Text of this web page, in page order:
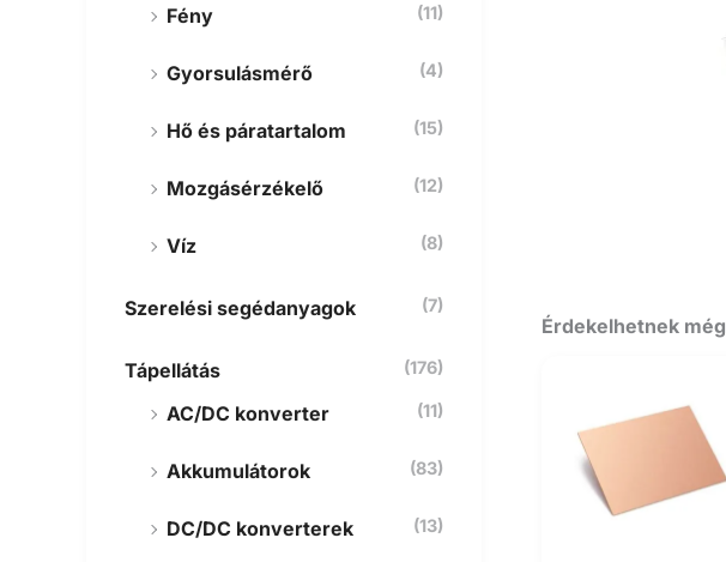
Fény (11)
Gyorsulásmérő (4)
Hő és páratartalom (15)
Mozgásérzékelő (12)
Víz (8)
Szerelési segédanyagok (7)
Tápellátás (176)
AC/DC konverter (11)
Akkumulátorok (83)
DC/DC konverterek (13)
Érdekelhetnek